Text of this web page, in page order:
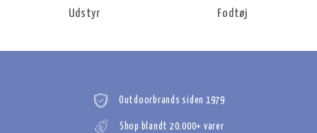
Udstyr Fodtøj
Outdoorbrands siden 1979
Shop blandt 20.000+ varer